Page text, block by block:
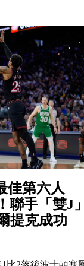
佳第六人
聯手「雙J
提克成功